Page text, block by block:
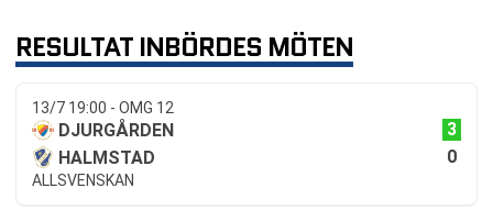
RESULTAT INBÖRDES MÖTEN
13/7 19:00 - OMG 12
DJURGÅRDEN
3
HALMSTAD
0
ALLSVENSKAN